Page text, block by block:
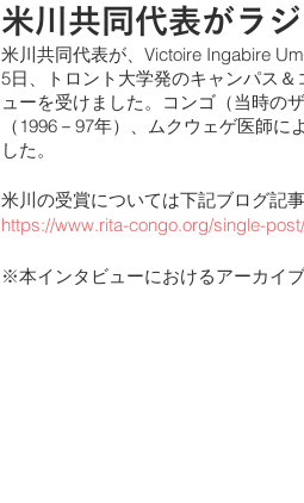
米川共同代表がラ
米川共同代表が、Victoire Ingabire
5日、トロント大学発のキャンパス＆
ューを受けました。コンゴ（当時の
（1996－97年）、ムクウェゲ医師
した。
米川の受賞については下記ブログ記
https://www.rita-congo.org/single-
※本インタビューにおけるアーカイブ